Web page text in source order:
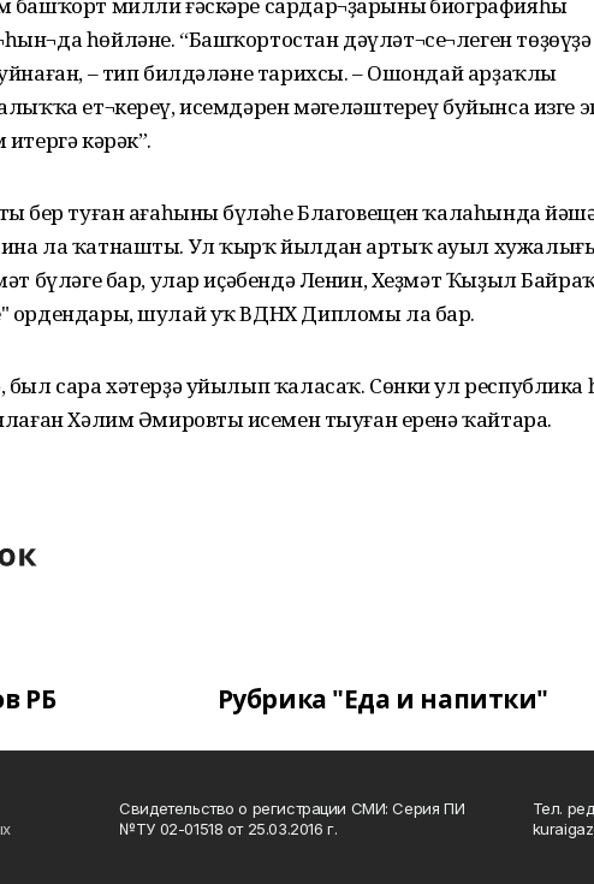
һөйләне. “Башҡортостан дәүләт¬се¬леген
– тип билдәләне тарихсы. – Ошондай арҙаҡлы
ет¬кереү, исемдәрен мәңгеләштереү буйынса изге
кәрәк”.
бер туған ағаһының бүләһе Благовещен ҡалаһында
ла ҡатнашты. Ул ҡырҡ йылдан артыҡ ауыл
бүләге бар, улар иҫәбендә Ленин, Хеҙмәт Ҡыҙыл
ордендары, шулай уҡ ВДНХ Дипломы ла бар.
был сара хәтерҙә уйылып ҡаласаҡ. Сөнки ул республика
Хәлим Әмировтың исемен тыуған еренә ҡайтара.
РБ Рубрика "Еда и напитки"
Свидетельство о регистрации СМИ: Серия ПИ
№ТУ 02-01518 от 25.03.2016 г.
Тел.